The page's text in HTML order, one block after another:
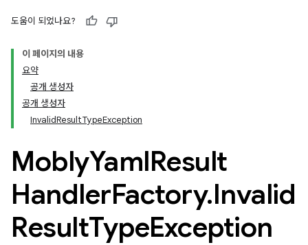
도움이 되었나요?
이 페이지의 내용
요약
공개 생성자
공개 생성자
InvalidResultTypeException
MoblyYamlResult
HandlerFactory.Invalid
ResultTypeException